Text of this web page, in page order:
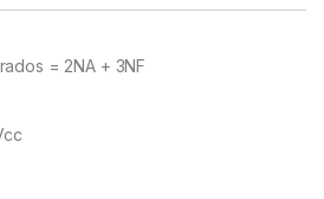
= 2NA + 3NF